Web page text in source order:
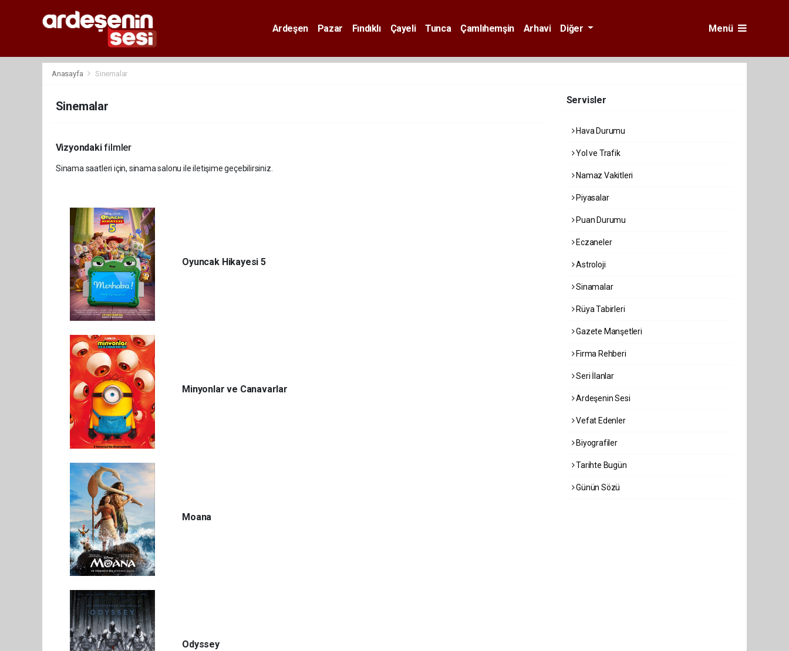
Ardeşen Pazar Fındıklı Çayeli Tunca Çamlıhemşin Arhavi Diğer Menü
Anasayfa Sinemalar
Sinemalar
Vizyondakifilmler
Sinama saatleri için, sinama salonu ile iletişime geçebilirsiniz.
Oyuncak Hikayesi 5
Minyonlar ve Canavarlar
Moana
Odyssey
Servisler
Hava Durumu
Yol ve Trafik
Namaz Vakitleri
Piyasalar
Puan Durumu
Eczaneler
Astroloji
Sinamalar
Rüya Tabirleri
Gazete Manşetleri
Firma Rehberi
Seri İlanlar
Ardeşenin Sesi
Vefat Edenler
Biyografiler
Tarihte Bugün
Günün Sözü